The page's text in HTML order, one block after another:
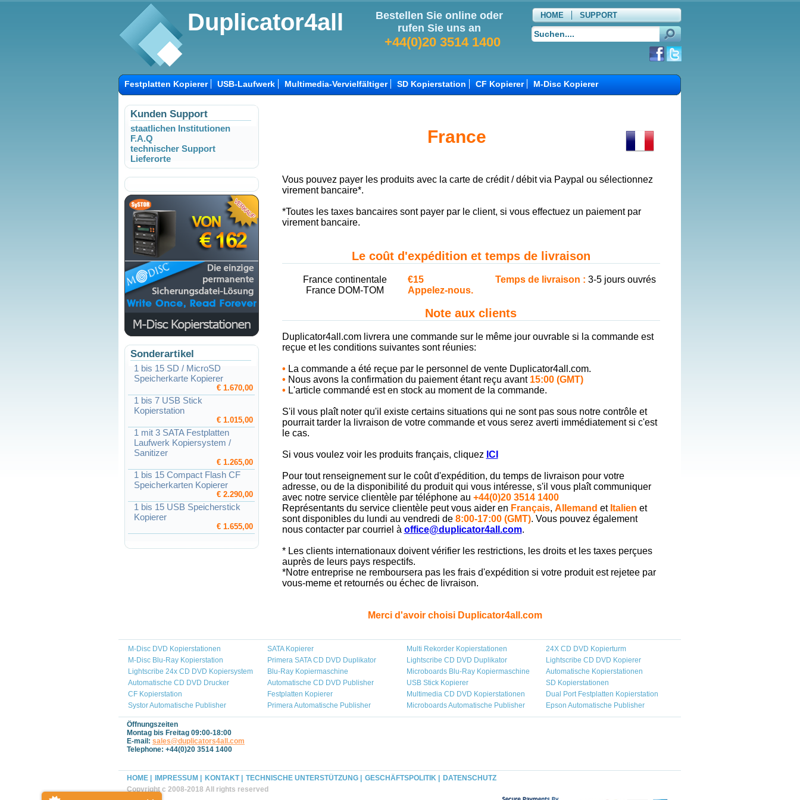
France
Vous pouvez payer les produits avec la carte de crédit / débit via Paypal ou sélectionnez
virement bancaire*.
*Toutes les taxes bancaires sont payer par le client, si vous effectuez un paiement par
virement bancaire.
Le coût d'expédition et temps de livraison
France continentale €15 Temps de livraison : 3-5 jours ouvrés
France DOM-TOM
Appelez-nous.
Note aux clients
Duplicator4all.com livrera une commande sur le même jour ouvrable si la commande est
reçue et les conditions suivantes sont réunies:
• La commande a été reçue par le personnel de vente Duplicator4all.com.
• Nous avons la confirmation du paiement étant reçu avant 15:00 (GMT)
• L'article commandé est en stock au moment de la commande.
S'il vous plaît noter qu'il existe certains situations qui ne sont pas sous notre contrôle et
pourrait tarder la livraison de votre commande et vous serez averti immédiatement si c'est
le cas.
Si vous voulez voir les produits français, cliquez ICI
Pour tout renseignement sur ​​le coût d'expédition, du temps de livraison pour votre
adresse, ou de la disponibilité du produit qui vous intéresse, s'il vous plaît communiquer
avec notre service clientèle par téléphone au +44(0)20 3514 1400
Représentants du service clientèle peut vous aider en Français, Allemand et Italien et
sont disponibles du lundi au vendredi de 8:00-17:00 (GMT). Vous pouvez également
nous contacter par courriel à office@duplicator4all.com.
* Les clients internationaux doivent vérifier les restrictions, les droits et les taxes perçues
auprès de leurs pays respectifs.
*Notre entreprise ne remboursera pas les frais d'expédition si votre produit est rejetee par
vous-meme et retournés ou échec de livraison.
Merci d'avoir choisi Duplicator4all.com
Kunden Support
staatlichen Institutionen
F.A.Q
technischer Support
Lieferorte
Sonderartikel
1 bis 15 SD / MicroSD
Speicherkarte Kopierer
€ 1.670,00
1 bis 7 USB Stick
Kopierstation
€ 1.015,00
1 mit 3 SATA Festplatten
Laufwerk Kopiersystem /
Sanitizer
€ 1.265,00
1 bis 15 Compact Flash CF
Speicherkarten Kopierer
€ 2.290,00
1 bis 15 USB Speicherstick
Kopierer
€ 1.655,00
M-Disc DVD Kopierstationen SATA Kopierer Multi Rekorder Kopierstationen
24X CD DVD Kopierturm
M-Disc Blu-Ray Kopierstation
Primera SATA CD DVD Duplikator Lightscribe CD DVD Duplikator
Lightscribe CD DVD Kopierer
Lightscribe 24x CD DVD Kopiersystem
Blu-Ray Kopiermaschine Microboards Blu-Ray Kopiermaschine
Automatische Kopierstationen
Automatische CD DVD Drucker
Automatische CD DVD Publisher USB Stick Kopierer
SD Kopierstationen
CF Kopierstation
Festplatten Kopierer Multimedia CD DVD Kopierstationen
Dual Port Festplatten Kopierstation
Systor Automatische Publisher
Primera Automatische Publisher Microboards Automatische Publisher Epson Automatische Publisher
Öffnungszeiten
Montag bis Freitag 09:00-18:00
E-mail: sales@duplicators4all.com
Telephone: +44(0)20 3514 1400
HOME | IMPRESSUM | KONTAKT | TECHNISCHE UNTERSTÜTZUNG | GESCHÄFTSPOLITIK |
DATENSCHUTZ
Copyright c 2008-2018 All rights reserved
Festplatten Kopierer USB-Laufwerk Multimedia-Vervielfältiger SD Kopierstation CF Kopierer M-Disc Kopierer
Duplicator4all
Bestellen Sie online oder
rufen Sie uns an
+44(0)20 3514 1400
HOME
SUPPORT
WARENKORB